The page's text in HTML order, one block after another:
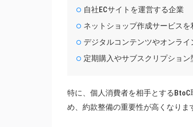
自社ECサイトを運営する企業
ネットショップ作成サービス
デジタルコンテンツやオンラ
定期購入やサブスクリプショ
特に、個人消費者を相手とする
め、約款整備の重要性が高くなりま